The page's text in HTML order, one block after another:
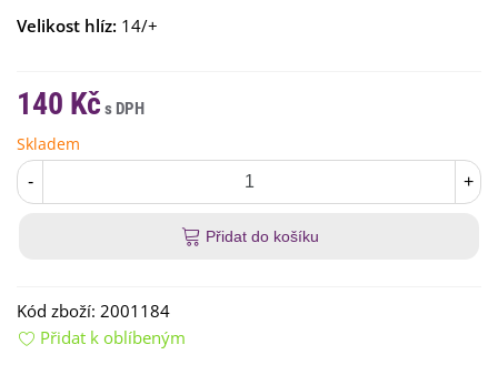
Velikost hlíz: 14/+
140 Kč
Skladem
- +
Přidat do košíku
Kód zboží: 2001184
Přidat k oblíbeným